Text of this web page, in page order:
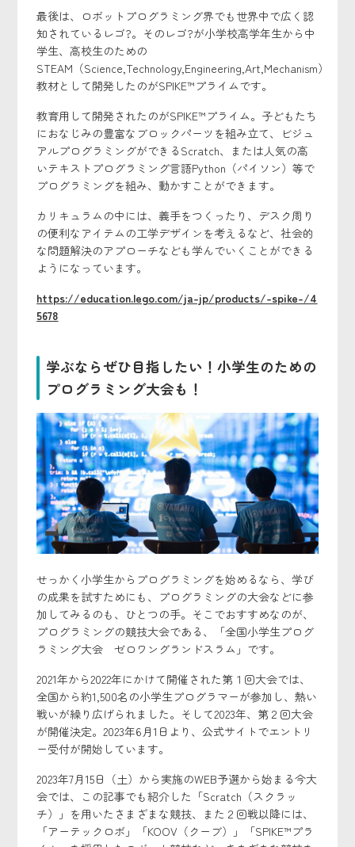
最後は、ロボットプログラミング界でも世界中で広く認
知されているレゴ?。そのレゴ?が小学校高学年生から中
学生、高校生のための
STEAM（Science,Technology,Engineering,Art,Mechanism）
教材として開発したのがSPIKE™プライムです。
教育用して開発されたのがSPIKE™プライム。子どもたち
におなじみの豊富なブロックパーツを組み立て、ビジュ
アルプログラミングができるScratch、または人気の高
いテキストプログラミング言語Python（パイソン）等で
プログラミングを組み、動かすことができます。
カリキュラムの中には、義手をつくったり、デスク周り
の便利なアイテムの工学デザインを考えるなど、社会的
な問題解決のアプローチなども学んでいくことができる
ようになっています。
https://education.lego.com/ja-jp/products/-spike-/4
5678
学ぶならぜひ目指したい！小学生のための
プログラミング大会も！
せっかく小学生からプログラミングを始めるなら、学び
の成果を試すためにも、プログラミングの大会などに参
加してみるのも、ひとつの手。そこでおすすめなのが、
プログラミングの競技大会である、「全国小学生プログ
ラミング大会 ゼロワングランドスラム」です。
2021年から2022年にかけて開催された第１回大会では、
全国から約1,500名の小学生プログラマーが参加し、熱い
戦いが繰り広げられました。そして2023年、第２回大会
が開催決定。2023年6月1日より、公式サイトでエントリ
ー受付が開始しています。
2023年7月15日（土）から実施のWEB予選から始まる今大
会では、この記事でも紹介した「Scratch（スクラッ
チ）」を用いたさまざまな競技、また２回戦以降には、
「アーテックロボ」「KOOV（クーブ）」「SPIKE™プラ